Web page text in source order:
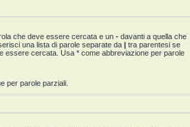
che deve essere cercata e un - davanti a quella che
una lista di parole separate da | tra parentesi se
essere cercata. Usa * come abbreviazione per parole
per parole parziali.